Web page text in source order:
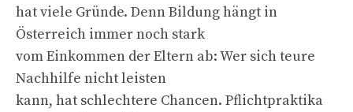
hat viele Gründe. Denn Bildung hängt in
Österreich immer noch stark
vom Einkommen der Eltern ab: Wer sich teure
Nachhilfe nicht leisten
kann, hat schlechtere Chancen. Pflichtpraktika